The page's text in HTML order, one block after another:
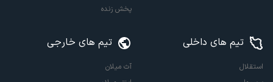
پخش زنده
تیم های داخلی
استقلال
تیم های خارجی
آث میلان